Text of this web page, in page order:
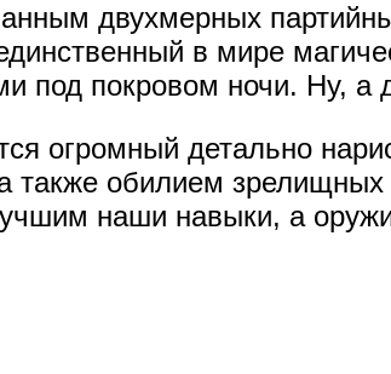
двухмерных
в мире
под покровом ночи. Ну, а
огромный детально
также обилием
наши навыки, а